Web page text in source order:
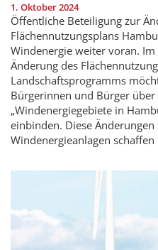
1. Oktober 2024
Öffentliche Beteiligung zur
Flächennutzungsplans
Windenergie weiter voran.
Änderung des
Landschaftsprogramms
Bürgerinnen und Bürger
„Windenergiegebiete in
einbinden. Diese
Windenergieanlagen